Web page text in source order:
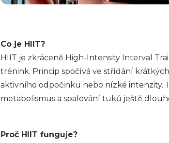
Co je HIIT?
HIIT je zkráceně High-Intensity Interval
trénink. Princip spočívá ve střídání
aktivního odpočinku nebo nízké intenzity.
metabolismus a spalování tuků ještě
Proč HIIT funguje?